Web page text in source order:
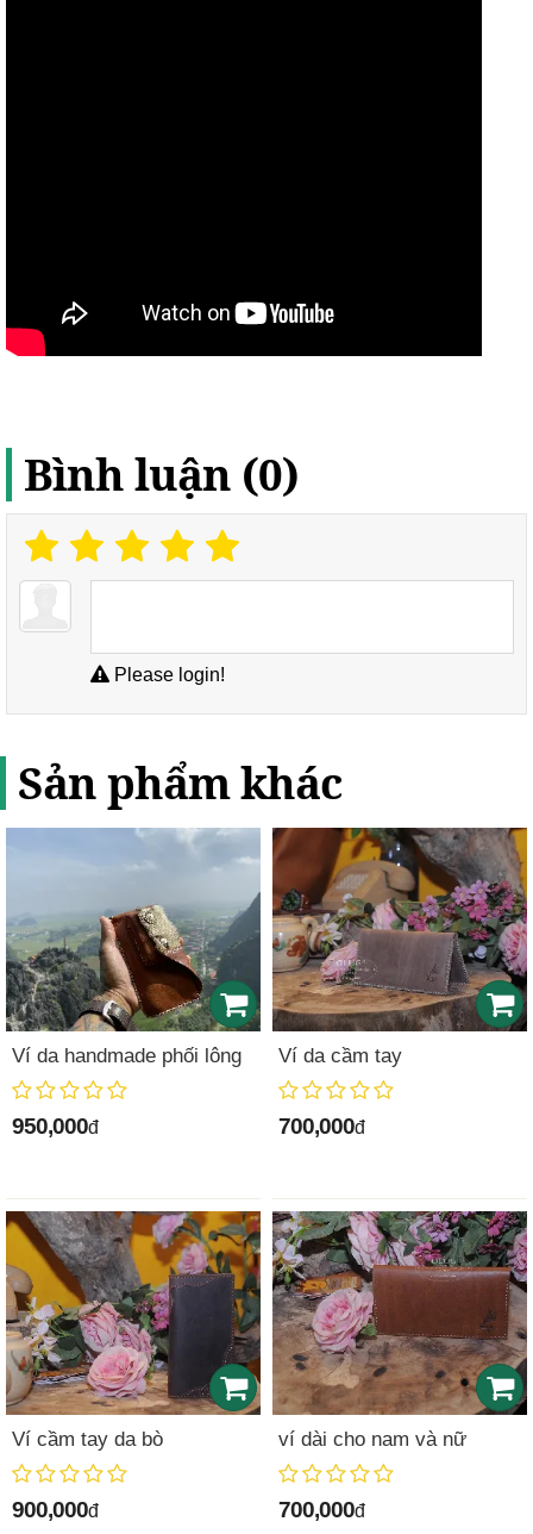
Bình luận (0)
Please login!
Sản phẩm khác
Ví da handmade phối lông
950,000đ
Ví da cầm tay
700,000đ
Ví cầm tay da bò
900,000đ
ví dài cho nam và nữ
700,000đ